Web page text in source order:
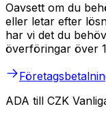
Oavsett om du
eller letar efter
har vi det du
överföringar över
ADA till CZK